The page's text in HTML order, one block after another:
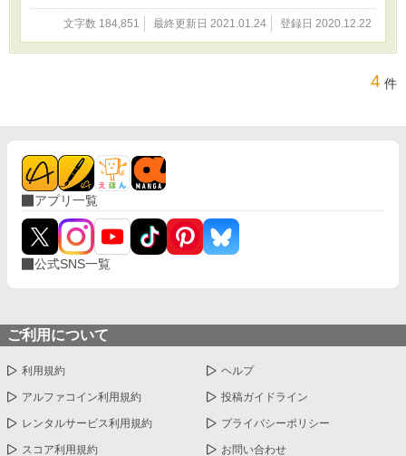
様にも連載 ※「Pixiv」様では本作の裏舞台、表舞台とも言えない
物語を漫画で不定期更新。
https://www.pixiv.net/artworks/85324687
文字数 184,851 最終更新日 2021.01.24 登録日 2020.12.22
4 件
アプリ一覧
公式SNS一覧
ご利用について
利用規約 ヘルプ
アルファコイン利用規約 投稿ガイドライン
レンタルサービス利用規約 プライバシーポリシー
スコア利用規約 お問い合わせ